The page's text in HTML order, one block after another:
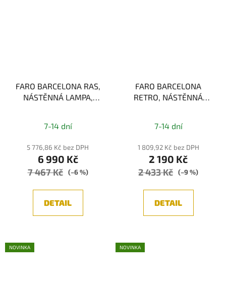
FARO BARCELONA RAS,
NÁSTĚNNÁ LAMPA,
7-14 dní
5 776,86 Kč bez DPH
6 990 Kč
7 467 Kč (–6 %)
DETAIL
FARO BARCELONA
RETRO, NÁSTĚNNÁ
7-14 dní
1 809,92 Kč bez DPH
2 190 Kč
2 433 Kč (–9 %)
DETAIL
NOVINKA NOVINKA